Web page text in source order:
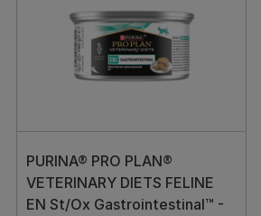
PURINA® PRO PLAN®
VETERINARY DIETS FELINE
EN St/Ox Gastrointestinal™ -